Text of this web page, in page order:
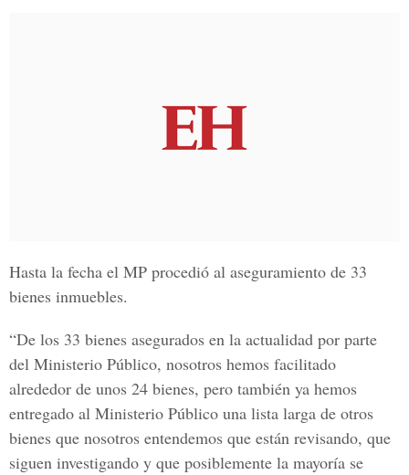
Hasta la fecha el MP procedió al aseguramiento de 33
bienes inmuebles.
“De los 33 bienes asegurados en la actualidad por parte
del Ministerio Público, nosotros hemos facilitado
alrededor de unos 24 bienes, pero también ya hemos
entregado al Ministerio Público una lista larga de otros
bienes que nosotros entendemos que están revisando, que
siguen investigando y que posiblemente la mayoría se